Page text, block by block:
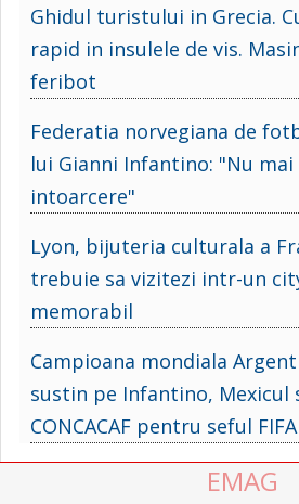
Ghidul turistului in Grecia.
rapid in insulele de vis.
feribot
Federatia norvegiana de
lui Gianni Infantino: "Nu mai
intoarcere"
Lyon, bijuteria culturala a
trebuie sa vizitezi intr-un
memorabil
Campioana mondiala
sustin pe Infantino, Mexicul
CONCACAF pentru seful FIFA
EMAG